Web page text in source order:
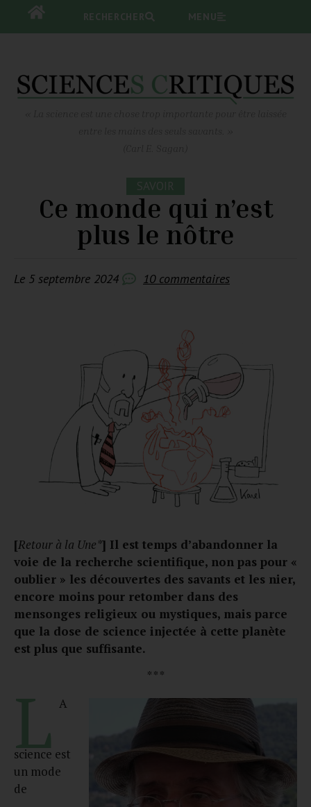
RECHERCHER
RECHERCHER MENU
SAVOIR
Ce monde qui n’est
plus le nôtre
Le 5 septembre 2024 10 commentaires
[Retour à la Une*] Il est temps d’abandonner la
voie de la recherche scientifique, non pas pour «
oublier » les découvertes des savants et les nier,
encore moins pour retomber dans des
mensonges religieux ou mystiques, mais parce
que la dose de science injectée à cette planète
est plus que suffisante.
* * *
L A
science est
un mode
de